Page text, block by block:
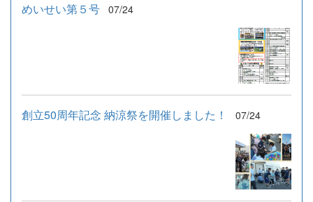
めいせい第５号 07/24
創立50周年記念 納涼祭を開催しました！ 07/24